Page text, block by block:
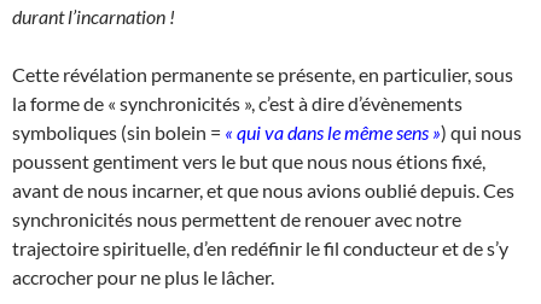
durant l’incarnation !
Cette révélation permanente se présente, en particulier, sous
la forme de « synchronicités », c’est à dire d’évènements
symboliques (sin bolein = « qui va dans le même sens ») qui nous
poussent gentiment vers le but que nous nous étions fixé,
avant de nous incarner, et que nous avions oublié depuis. Ces
synchronicités nous permettent de renouer avec notre
trajectoire spirituelle, d’en redéfinir le fil conducteur et de s’y
accrocher pour ne plus le lâcher.